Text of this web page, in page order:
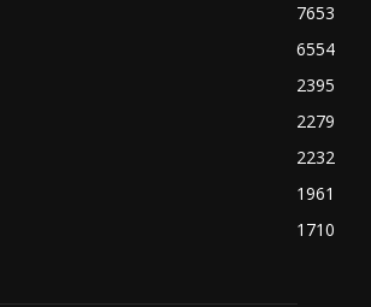
7653
6554
2395
2279
2232
1961
1710